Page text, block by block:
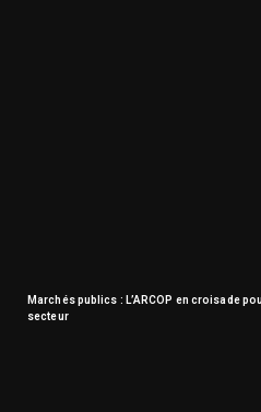
Marchés publics : L’ARCOP en croisade
secteur